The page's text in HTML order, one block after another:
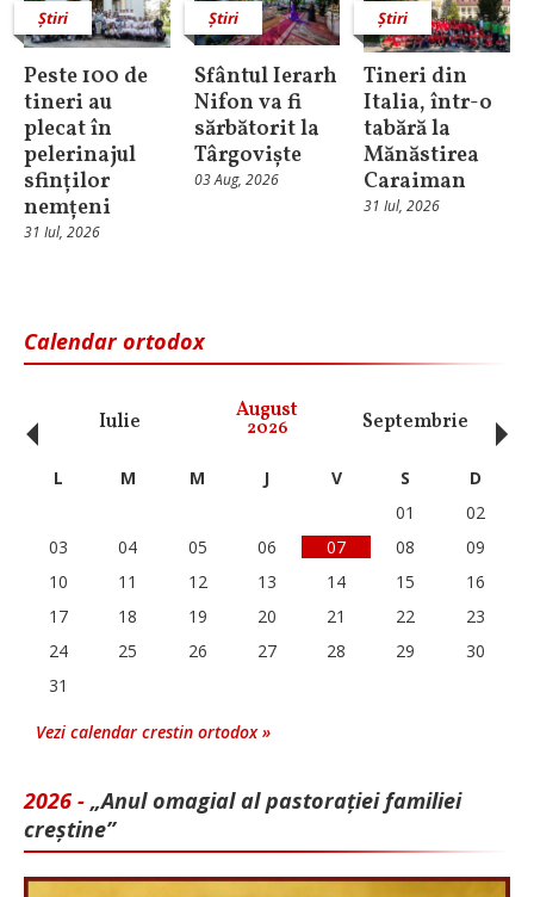
Știri
Peste 100 de
tineri au
plecat în
pelerinajul
sfinților
nemțeni
31 Iul, 2026
Știri
Sfântul Ierarh
Nifon va fi
sărbătorit la
Târgoviște
03 Aug, 2026
Știri
Tineri din
Italia, într-o
tabără la
Mănăstirea
Caraiman
31 Iul, 2026
Calendar ortodox
Iulie August
2026 Septembrie
‹ L M M J V S
D
01
02
03
04 05 06 07 08
09
10
11 12 13 14 15
16
17
18 19 20 21 22
23
24
25 26 27 28 29
30
31
Vezi calendar crestin ortodox »
2026 - „Anul omagial al pastorației familiei
creștine”